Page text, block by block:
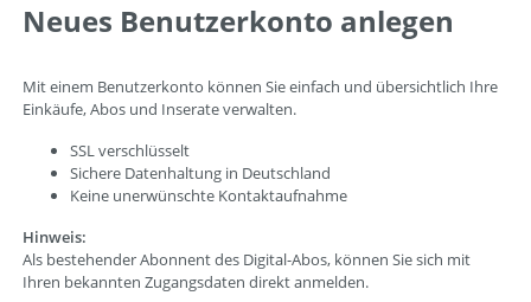
Neues Benutzerkonto anlegen
Mit einem Benutzerkonto können Sie einfach und übersichtlich Ihre
Einkäufe, Abos und Inserate verwalten.
SSL verschlüsselt
Sichere Datenhaltung in Deutschland
Keine unerwünschte Kontaktaufnahme
Hinweis:
Als bestehender Abonnent des Digital-Abos, können Sie sich mit
Ihren bekannten Zugangsdaten direkt anmelden.